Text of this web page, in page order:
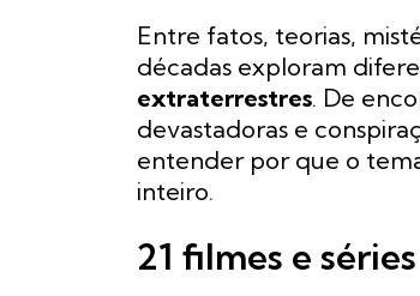
Entre fatos, teorias,
décadas exploram
extraterrestres. De
devastadoras e
entender por que o
inteiro.
21 filmes e